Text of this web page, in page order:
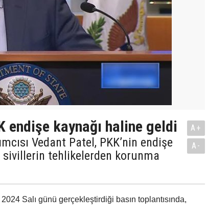
endişe kaynağı haline geldi
Vedant Patel, PKK’nin endişe
tehlikelerden korunma
A+
A-
Salı günü gerçekleştirdiği basın toplantısında,